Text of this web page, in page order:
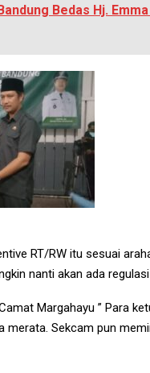
Bedas Hj.
RT/RW itu sesuai
nanti akan ada
Margahayu ” Para
merata. Sekcam pun